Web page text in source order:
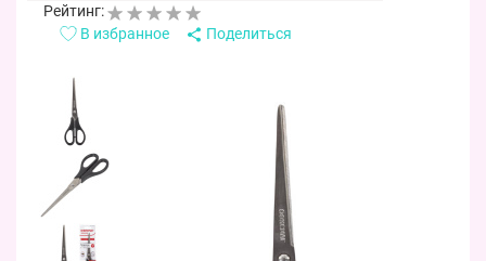
Рейтинг:
В избранное
Поделиться